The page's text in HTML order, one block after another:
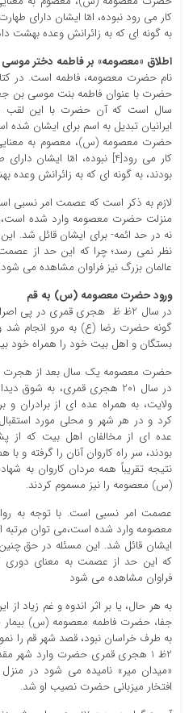
کار می رود نبوده، امّا ایشان دارای
به گونه ای که به زائرانش وعده بهشت
اطلاق «معصومه» بر فاطمه دختر
نام حضرت معصومه، فاطمه است. در
ایرانیان تبدیل به اسم برای ایشان شده
حضرت معصومه (س)، معصوم به معنایی
کار می رود[4] نبوده، امّا
بودند، به گونه ای که به زائرانش وعده
لازم به ذکر است که عصمت امر نسبی
نه در حد ائمه- برای ایشان قائل شد.
نظر نمی رسد؛ چرا که این حد از
عالمان بزرگ نیز فراوان مشاهده می شود.
ورود حضرت معصومه (س) به قم
در سال 2ظ ظ هجرى قمرى در پى
گونه حضرت رضا (ع) به مرو انجام
بستگان و اهل بیت خود را همراه خود
حضرت معصومه یک سال بعد از هجرت
در سال 201 هجری قمری، به
ولایت، به همراه عده اى از برادران
کرد و در هر شهر و محلى مورد
عده اى از مخالفان اهل بیت که از
بودند، سر راه کاروان آنان را گرفته و
نتیجه تقریباً همه مردان کاروان به
(س) معصومه را نیز مسموم کردند.
عصمت امر نسبی است. با توجه به
معصومه وارد شده است،می توان
ایشان قائل شد. این مسئله در حق
که این حد از عصمت به معنای دوری
فراوان مشاهده می شود
به هر حال، یا بر اثر اندوه و غم زیاد از
جفا، حضرت فاطمه معصومه (س) بیمار
2ظ 1 هجرى قمرى حضرت وارد شهر
«میدان میر» نامیده مى شود در
افتخار میزبانى حضرت نصیب او شد.